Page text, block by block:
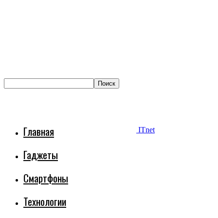
ITnet
Главная
Гаджеты
Смартфоны
Технологии